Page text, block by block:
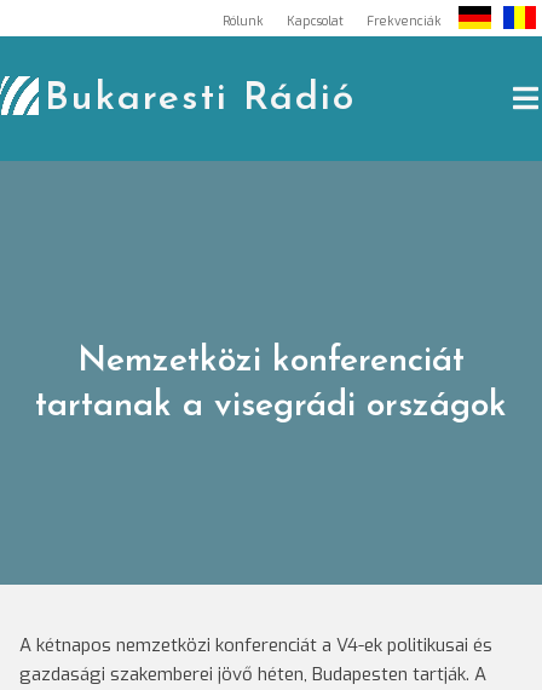
to
content
Rólunk Kapcsolat Frekvenciák
Bukaresti Rádió
Nemzetközi konferenciát
tartanak a visegrádi országok
A kétnapos nemzetközi konferenciát a V4-ek politikusai és
gazdasági szakemberei jövő héten, Budapesten tartják. A